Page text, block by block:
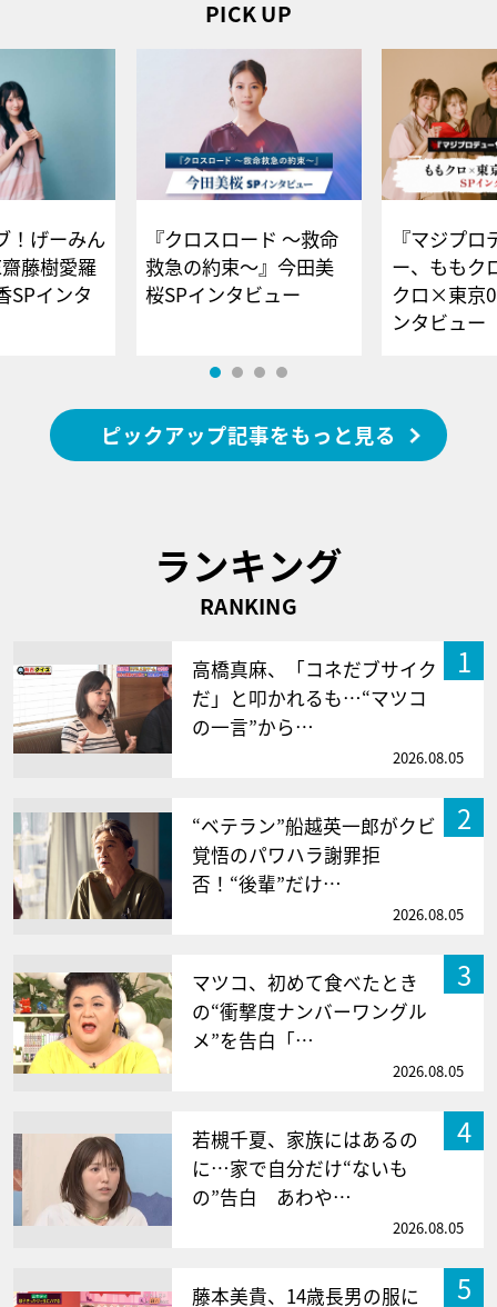
PICK UP
！げーみん
藤樹愛羅
SPインタ
『クロスロード ～救命
救急の約束～』今田美
桜SPインタビュー
『マジプロ
ー、ももク
クロ×東京
ンタビュー
ピックアップ記事をもっと見る
ランキング
RANKING
1
高橋真麻、「コネだブサイク
だ」と叩かれるも…“マツコ
の一言”から…
2026.08.05
2
“ベテラン”船越英一郎がクビ
覚悟のパワハラ謝罪拒
否！“後輩”だけ…
2026.08.05
3
マツコ、初めて食べたとき
の“衝撃度ナンバーワングル
メ”を告白「…
2026.08.05
4
若槻千夏、家族にはあるの
に…家で自分だけ“ないも
の”告白 あわや…
2026.08.05
5
藤本美貴、14歳長男の服に